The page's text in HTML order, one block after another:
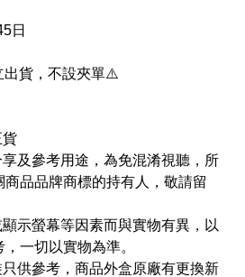
日
出貨，不設夾單⚠️
貨
及參考用途，為免混淆視聽，所
品品牌商標的持有人，敬請留
示螢幕等因素而與實物有異，以
一切以實物為準。
供參考，商品外盒原廠有更換新